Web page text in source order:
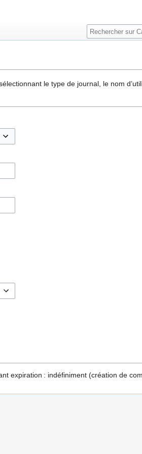
le type de journal, le nom
expiration : indéfiniment (création de
Rechercher